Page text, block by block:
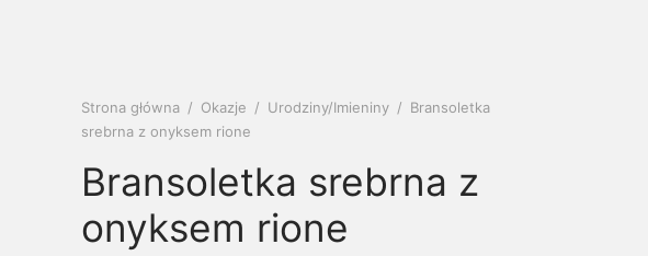
Strona główna / Okazje / Urodziny/Imieniny / Bransoletka
srebrna z onyksem rione
Bransoletka srebrna z
onyksem rione